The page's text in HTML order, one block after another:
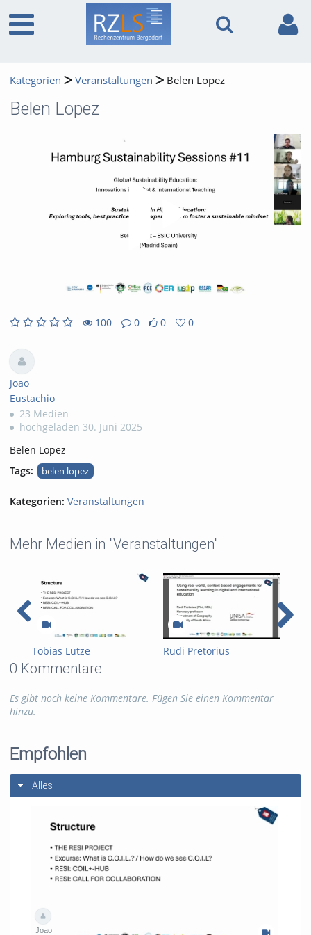
Kategorien Veranstaltungen Belen Lopez
Belen Lopez
100
views
0
Kommentare
0
likes
0
favorites
Joao
Eustachio
23 Medien
hochgeladen 30. Juni 2025
Belen Lopez
Tags:
belen lopez
Kategorien: Veranstaltungen
Mehr Medien in "Veranstaltungen"
Tobias Lutze Rudi Pretorius
0 Kommentare
Es gibt noch keine Kommentare. Fügen Sie einen Kommentar
hinzu.
Empfohlen
Alles
Joao